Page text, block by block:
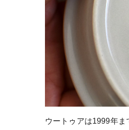
ウートゥアは1999年